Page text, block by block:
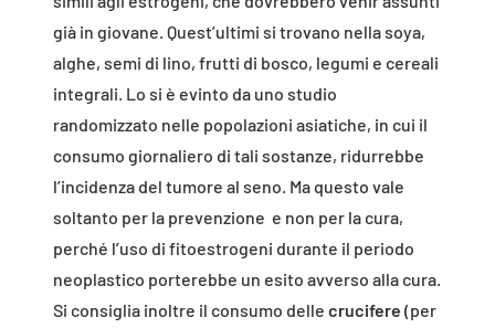
già in giovane. Quest’ultimi si trovano nella soya,
alghe, semi di lino, frutti di bosco, legumi e cereali
integrali. Lo si è evinto da uno studio
randomizzato nelle popolazioni asiatiche, in cui il
consumo giornaliero di tali sostanze, ridurrebbe
l’incidenza del tumore al seno. Ma questo vale
soltanto per la prevenzione e non per la cura,
perché l’uso di fitoestrogeni durante il periodo
neoplastico porterebbe un esito avverso alla cura.
Si consiglia inoltre il consumo delle crucifere (per